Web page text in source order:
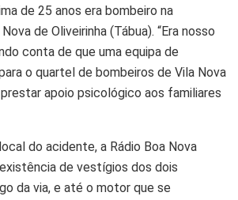
de 25 anos era bombeiro na
de Oliveirinha (Tábua). “Era nosso
conta de que uma equipa de
o quartel de bombeiros de Vila Nova
prestar apoio psicológico aos familiares
do acidente, a Rádio Boa Nova
de vestígios dos dois
da via, e até o motor que se